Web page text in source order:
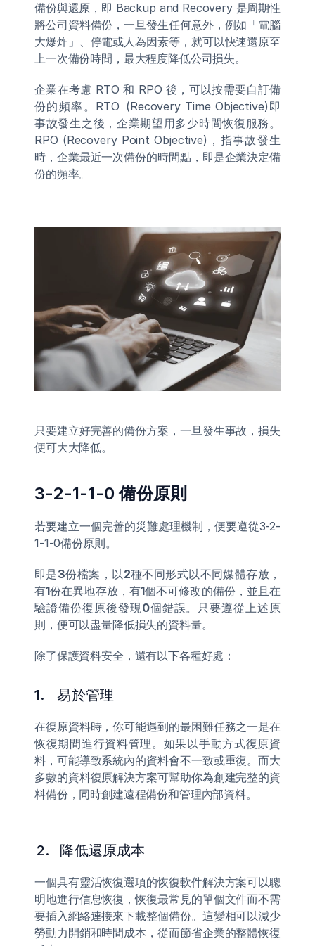
備份與還原，即 Backup and Recovery 是周期性
將公司資料備份，一旦發生任何意外，例如「電腦
大爆炸」、停電或人為因素等，就可以快速還原至
上一次備份時間，最大程度降低公司損失。
企業在考慮 RTO 和 RPO 後，可以按需要自訂備
份的頻率。RTO  (Recovery Time Objective)即
事故發生之後，企業期望用多少時間恢復服務。
RPO (Recovery Point Objective)，指事故發生
時，企業最近一次備份的時間點，即是企業決定備
份的頻率。
只要建立好完善的備份方案，一旦發生事故，損失
便可大大降低。
3-2-1-1-0 備份原則
若要建立一個完善的災難處理機制，便要遵從3-2-
1-1-0備份原則。
即是3份檔案，以2種不同形式以不同媒體存放，
有1份在異地存放，有1個不可修改的備份，並且在
驗證備份復原後發現0個錯誤。只要遵從上述原
則，便可以盡量降低損失的資料量。
除了保護資料安全，還有以下各種好處：
1.     易於管理
在復原資料時，你可能遇到的最困難任務之一是在
恢復期間進行資料管理。如果以手動方式復原資
料，可能導致系統內的資料會不一致或重復。而大
多數的資料復原解決方案可幫助你為創建完整的資
料備份，同時創建遠程備份和管理內部資料。
2.    降低還原成本
一個具有靈活恢復選項的恢復軟件解決方案可以聰
明地進行信息恢復，恢復最常見的單個文件而不需
要插入網絡連接來下載整個備份。這變相可以減少
勞動力開銷和時間成本，從而節省企業的整體恢復